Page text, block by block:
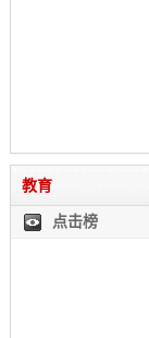
教育
点击榜